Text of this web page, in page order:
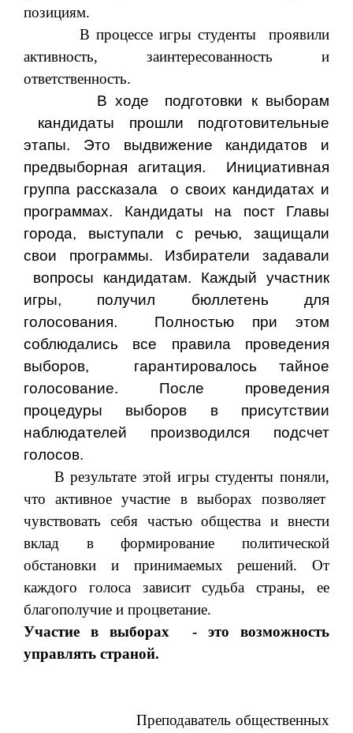
позициям.
В процессе игры студенты
проявили
активность, заинтересованность и
ответственность.
В ходе подготовки к выборам
кандидаты прошли подготовительные
этапы. Это выдвижение кандидатов и
предвыборная агитация. Инициативная
группа рассказала
о своих кандидатах и
программах. Кандидаты на пост Главы
города, выступали с речью, защищали
свои программы. Избиратели задавали
вопросы кандидатам. Каждый участник
игры, получил бюллетень для
голосования. Полностью при этом
соблюдались все правила проведения
выборов,
гарантировалось тайное
голосование. После проведения
процедуры выборов в присутствии
наблюдателей производился подсчет
голосов.
В результате этой игры студенты поняли,
что активное участие в выборах позволяет
чувствовать себя частью общества и внести
вклад в формирование политической
обстановки и принимаемых решений. От
каждого голоса зависит судьба страны, ее
благополучие и процветание.
Участие в выборах - это возможность
управлять страной.
Преподаватель общественных